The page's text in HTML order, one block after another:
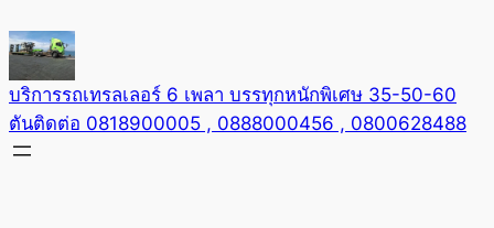
to
content
บริการรถเทรลเลอร์ 6 เพลา บรรทุกหนักพิเศษ 35-50-60
ตันติดต่อ 0818900005 , 0888000456 , 0800628488